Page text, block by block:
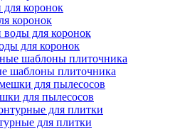
коронок
для коронок
шаблоны плиточника
для пылесосов
для плитки